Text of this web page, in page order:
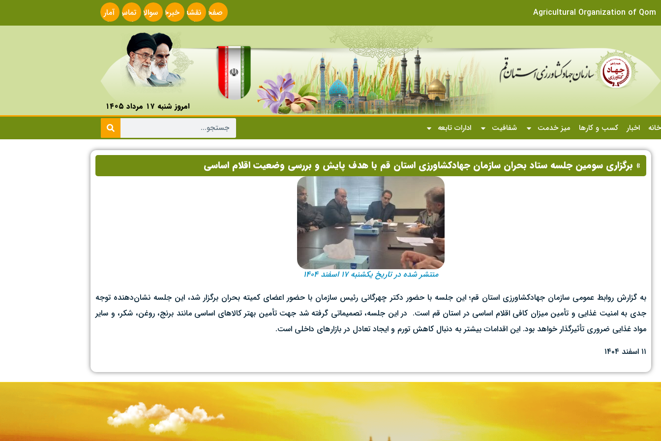
Agricultural Organization of Qom
صفحه
اصلی
نقشه
سایت
خبرخوانسوالات
متداول
تماس
با ما
آمار
سایت
امروز شنبه ۱۷ مرداد ۱۴۰۵
خانه
اخبار کسب و کارها میز خدمت شفافیت ادارات تابعه
» برگزاری سومین جلسه ستاد بحران سازمان جهادکشاورزی استان قم با هدف پایش و بررسی وضعیت اقلام اساسی
منتشر شده در تاریخ یکشنبه ۱۷ اسفند ۱۴۰۴
به گزارش روابط عمومی سازمان جهادکشاورزی استان قم؛ این جلسه با حضور دکتر چهرگانی رئیس سازمان با حضور اعضای کمیته بحران برگزار شد، این جلسه نشان‌دهنده توجه
جدی به امنیت غذایی و تأمین میزان کافی اقلام اساسی در استان قم است. ‌ در این جلسه، تصمیماتی گرفته شد جهت تأمین بهتر کالاهای اساسی مانند برنج، روغن، شکر، و سایر
مواد غذایی ضروری تأثیرگذار خواهد بود. این اقدامات بیشتر به دنبال کاهش تورم و ایجاد تعادل در بازارهای داخلی است.
۱۱ اسفند ۱۴۰۴